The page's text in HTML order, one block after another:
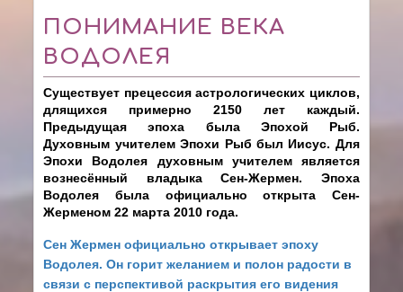
ПОНИМАНИЕ ВЕКА
ВОДОЛЕЯ
Существует прецессия астрологических циклов,
длящихся примерно 2150 лет каждый.
Предыдущая эпоха была Эпохой Рыб.
Духовным учителем Эпохи Рыб был Иисус. Для
Эпохи Водолея духовным учителем является
вознесённый владыка Сен-Жермен. Эпоха
Водолея была официально открыта Сен-
Жерменом 22 марта 2010 года.
Сен Жермен официально открывает эпоху
Водолея. Он горит желанием и полон радости в
связи с перспективой раскрытия его видения